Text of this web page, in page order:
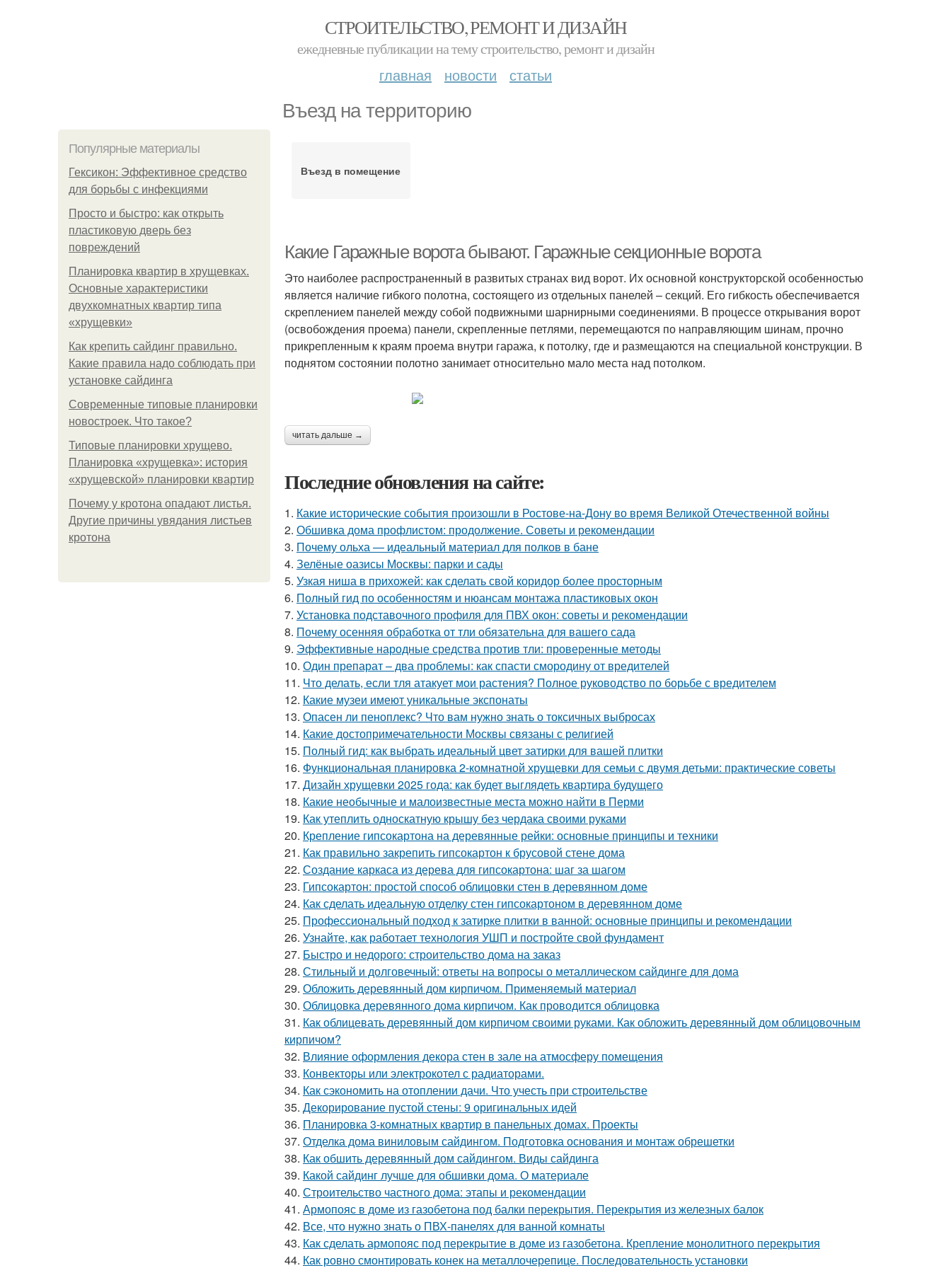
СТРОИТЕЛЬСТВО, РЕМОНТ И ДИЗАЙН
ежедневные публикации на тему строительство, ремонт и дизайн
главная новости статьи
Въезд на территорию
Популярные материалы
Гексикон: Эффективное средство
для борьбы с инфекциями
Просто и быстро: как открыть
пластиковую дверь без
повреждений
Планировка квартир в хрущевках.
Основные характеристики
двухкомнатных квартир типа
«хрущевки»
Как крепить сайдинг правильно.
Какие правила надо соблюдать при
установке сайдинга
Современные типовые планировки
новостроек. Что такое?
Типовые планировки хрущево.
Планировка «хрущевка»: история
«хрущевской» планировки квартир
Почему у кротона опадают листья.
Другие причины увядания листьев
кротона
Въезд в помещение
Какие Гаражные ворота бывают. Гаражные секционные ворота
Это наиболее распространенный в развитых странах вид ворот. Их основной конструкторской особенностью
является наличие гибкого полотна, состоящего из отдельных панелей – секций. Его гибкость обеспечивается
скреплением панелей между собой подвижными шарнирными соединениями. В процессе открывания ворот
(освобождения проема) панели, скрепленные петлями, перемещаются по направляющим шинам, прочно
прикрепленным к краям проема внутри гаража, к потолку, где и размещаются на специальной конструкции. В
поднятом состоянии полотно занимает относительно мало места над потолком.
читать дальше →
Последние обновления на сайте:
1. Какие исторические события произошли в Ростове-на-Дону во время Великой Отечественной войны
2. Обшивка дома профлистом: продолжение. Советы и рекомендации
3. Почему ольха — идеальный материал для полков в бане
4. Зелёные оазисы Москвы: парки и сады
5. Узкая ниша в прихожей: как сделать свой коридор более просторным
6. Полный гид по особенностям и нюансам монтажа пластиковых окон
7. Установка подставочного профиля для ПВХ окон: советы и рекомендации
8. Почему осенняя обработка от тли обязательна для вашего сада
9. Эффективные народные средства против тли: проверенные методы
10. Один препарат – два проблемы: как спасти смородину от вредителей
11. Что делать, если тля атакует мои растения? Полное руководство по борьбе с вредителем
12. Какие музеи имеют уникальные экспонаты
13. Опасен ли пеноплекс? Что вам нужно знать о токсичных выбросах
14. Какие достопримечательности Москвы связаны с религией
15. Полный гид: как выбрать идеальный цвет затирки для вашей плитки
16. Функциональная планировка 2-комнатной хрущевки для семьи с двумя детьми: практические советы
17. Дизайн хрущевки 2025 года: как будет выглядеть квартира будущего
18. Какие необычные и малоизвестные места можно найти в Перми
19. Как утеплить односкатную крышу без чердака своими руками
20. Крепление гипсокартона на деревянные рейки: основные принципы и техники
21. Как правильно закрепить гипсокартон к брусовой стене дома
22. Создание каркаса из дерева для гипсокартона: шаг за шагом
23. Гипсокартон: простой способ облицовки стен в деревянном доме
24. Как сделать идеальную отделку стен гипсокартоном в деревянном доме
25. Профессиональный подход к затирке плитки в ванной: основные принципы и рекомендации
26. Узнайте, как работает технология УШП и постройте свой фундамент
27. Быстро и недорого: строительство дома на заказ
28. Стильный и долговечный: ответы на вопросы о металлическом сайдинге для дома
29. Обложить деревянный дом кирпичом. Применяемый материал
30. Облицовка деревянного дома кирпичом. Как проводится облицовка
31. Как облицевать деревянный дом кирпичом своими руками. Как обложить деревянный дом облицовочным
кирпичом?
32. Влияние оформления декора стен в зале на атмосферу помещения
33. Конвекторы или электрокотел с радиаторами.
34. Как сэкономить на отоплении дачи. Что учесть при строительстве
35. Декорирование пустой стены: 9 оригинальных идей
36. Планировка 3-комнатных квартир в панельных домах. Проекты
37. Отделка дома виниловым сайдингом. Подготовка основания и монтаж обрешетки
38. Как обшить деревянный дом сайдингом. Виды сайдинга
39. Какой сайдинг лучше для обшивки дома. О материале
40. Строительство частного дома: этапы и рекомендации
41. Армопояс в доме из газобетона под балки перекрытия. Перекрытия из железных балок
42. Все, что нужно знать о ПВХ-панелях для ванной комнаты
43. Как сделать армопояс под перекрытие в доме из газобетона. Крепление монолитного перекрытия
44. Как ровно смонтировать конек на металлочерепице. Последовательность установки